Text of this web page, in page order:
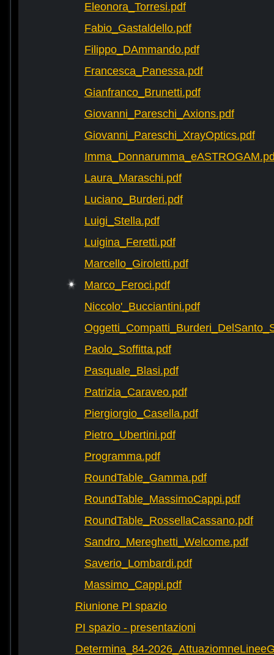
Eleonora_Torresi.pdf
Fabio_Gastaldello.pdf
Filippo_DAmmando.pdf
Francesca_Panessa.pdf
Gianfranco_Brunetti.pdf
Giovanni_Pareschi_Axions.pdf
Giovanni_Pareschi_XrayOptics.pdf
Laura_Maraschi.pdf
Luciano_Burderi.pdf
Luigi_Stella.pdf
Luigina_Feretti.pdf
Marcello_Giroletti.pdf
Marco_Feroci.pdf
Niccolo'_Bucciantini.pdf
Paolo_Soffitta.pdf
Pasquale_Blasi.pdf
Patrizia_Caraveo.pdf
Piergiorgio_Casella.pdf
Pietro_Ubertini.pdf
Programma.pdf
RoundTable_Gamma.pdf
RoundTable_MassimoCappi.pdf
RoundTable_RossellaCassano.pdf
Sandro_Mereghetti_Welcome.pdf
Saverio_Lombardi.pdf
Massimo_Cappi.pdf
Riunione PI spazio
PI spazio - presentazioni
Determina_84-